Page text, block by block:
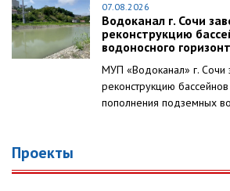
07.08.2026
Водоканал г. Сочи
реконструкцию
водоносного
МУП «Водоканал» г. Сочи
реконструкцию бассейнов
пополнения подземных
Проекты